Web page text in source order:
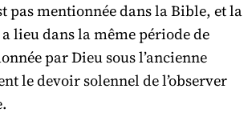
pas mentionnée dans la Bible, et la
lieu dans la même période de
par Dieu sous l’ancienne
le devoir solennel de l’observer